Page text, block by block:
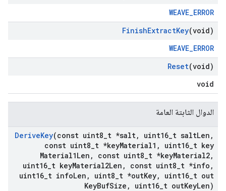
WEAVE_ERROR
FinishExtractKey(void)
WEAVE_ERROR
Reset(void)
void
الدوال الثابتة العامة
DeriveKey(const uint8 t *salt, uint16 t saltLen ,
const uint8 t *keyMaterial1 , uint16 t key
Material1Len , const uint8 t *keyMaterial2,
uint16 t keyMaterial2Len , const uint8 t *info ,
uint16 t infoLen , uint8 t *outKey, uint16 t out
KeyBufSize , uint16 t outKeyLen)